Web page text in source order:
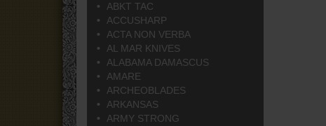
ABKT TAC
ACCUSHARP
ACTA NON VERBA
AL MAR KNIVES
ALABAMA DAMASCUS
AMARE
ARCHEOBLADES
ARKANSAS
ARMY STRONG